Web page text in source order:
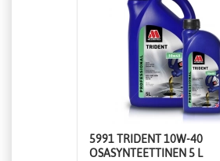
5991 TRIDENT 10W-40
OSASYNTEETTINEN 5 L